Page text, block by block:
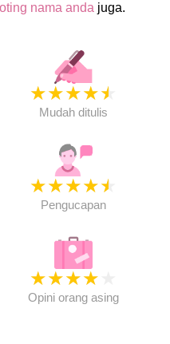
nama anda juga.
★★★★★
Mudah ditulis
★★★★★
Pengucapan
★★★★
Opini orang asing